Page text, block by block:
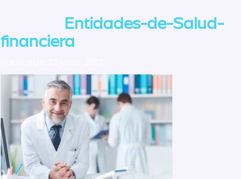
Entidades-de-Salud-
financiera